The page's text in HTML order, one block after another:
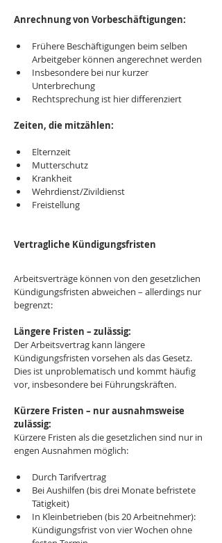
Anrechnung von Vorbeschäftigungen:
Frühere Beschäftigungen beim selben
Arbeitgeber können angerechnet werden
Insbesondere bei nur kurzer
Unterbrechung
Rechtsprechung ist hier differenziert
Zeiten, die mitzählen:
Elternzeit
Mutterschutz
Krankheit
Wehrdienst/Zivildienst
Freistellung
Vertragliche Kündigungsfristen
Arbeitsverträge können von den gesetzlichen
Kündigungsfristen abweichen – allerdings nur
begrenzt:
Längere Fristen – zulässig:
Der Arbeitsvertrag kann längere
Kündigungsfristen vorsehen als das Gesetz.
Dies ist unproblematisch und kommt häufig
vor, insbesondere bei Führungskräften.
Kürzere Fristen – nur ausnahmsweise
zulässig:
Kürzere Fristen als die gesetzlichen sind nur in
engen Ausnahmen möglich:
Durch Tarifvertrag
Bei Aushilfen (bis drei Monate befristete
Tätigkeit)
In Kleinbetrieben (bis 20 Arbeitnehmer):
Kündigungsfrist von vier Wochen ohne